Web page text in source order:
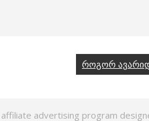
როგორ
advertising program